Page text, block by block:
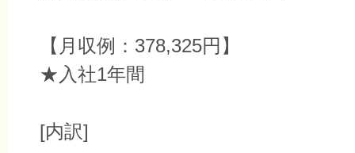
【月収例：378,325円】
★入社1年間
[内訳]